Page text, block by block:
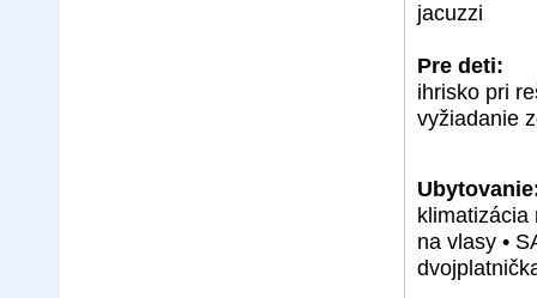
jacuzzi
Pre deti:
ihrisko pri
vyžiadanie
klimatizácia
na vlasy •